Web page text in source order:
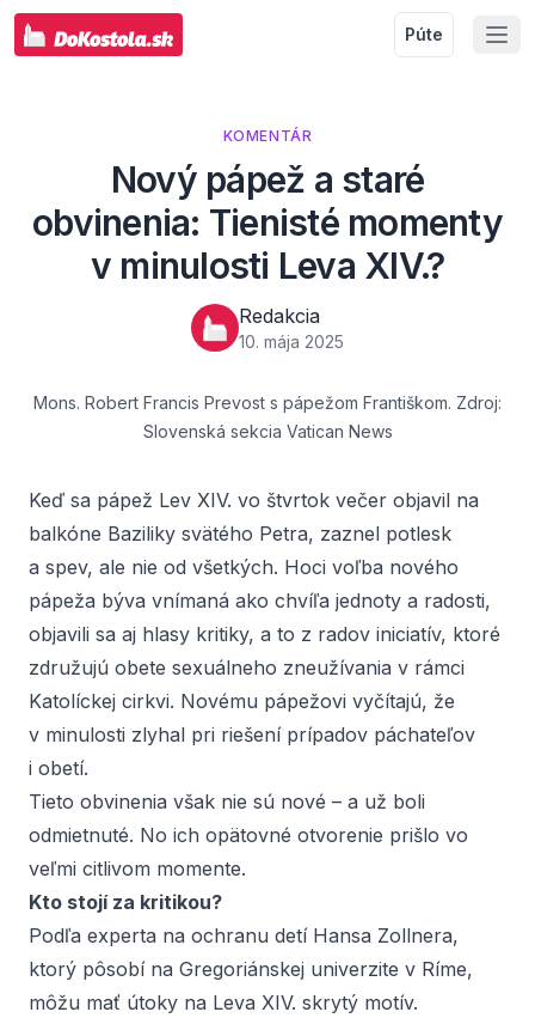
Púte
KOMENTÁR
Nový pápež a staré
obvinenia: Tienisté momenty
v minulosti Leva XIV.?
Redakcia
10. mája 2025
Mons. Robert Francis Prevost s pápežom Františkom. Zdroj:
Slovenská sekcia Vatican News
Keď sa pápež Lev XIV. vo štvrtok večer objavil na
balkóne Baziliky svätého Petra, zaznel potlesk
a spev, ale nie od všetkých. Hoci voľba nového
pápeža býva vnímaná ako chvíľa jednoty a radosti,
objavili sa aj hlasy kritiky, a to z radov iniciatív, ktoré
združujú obete sexuálneho zneužívania v rámci
Katolíckej cirkvi. Novému pápežovi vyčítajú, že
v minulosti zlyhal pri riešení prípadov páchateľov
i obetí.
Tieto obvinenia však nie sú nové – a už boli
odmietnuté. No ich opätovné otvorenie prišlo vo
veľmi citlivom momente.
Kto stojí za kritikou?
Podľa experta na ochranu detí Hansa Zollnera,
ktorý pôsobí na Gregoriánskej univerzite v Ríme,
môžu mať útoky na Leva XIV. skrytý motív.